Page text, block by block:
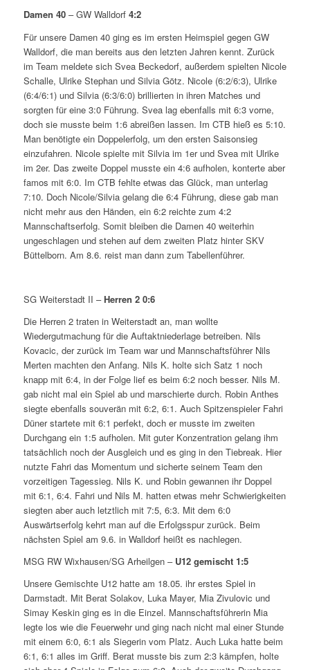
Damen 40– GW Walldorf 4:2
Für unsere Damen 40 ging es im ersten Heimspiel gegen GW
Walldorf, die man bereits aus den letzten Jahren kennt. Zurück
im Team meldete sich Svea Beckedorf, außerdem spielten Nicole
Schalle, Ulrike Stephan und Silvia Götz. Nicole (6:2/6:3), Ulrike
(6:4/6:1) und Silvia (6:3/6:0) brillierten in ihren Matches und
sorgten für eine 3:0 Führung. Svea lag ebenfalls mit 6:3 vorne,
doch sie musste beim 1:6 abreißen lassen. Im CTB hieß es 5:10.
Man benötigte ein Doppelerfolg, um den ersten Saisonsieg
einzufahren. Nicole spielte mit Silvia im 1er und Svea mit Ulrike
im 2er. Das zweite Doppel musste ein 4:6 aufholen, konterte aber
famos mit 6:0. Im CTB fehlte etwas das Glück, man unterlag
7:10. Doch Nicole/Silvia gelang die 6:4 Führung, diese gab man
nicht mehr aus den Händen, ein 6:2 reichte zum 4:2
Mannschaftserfolg. Somit bleiben die Damen 40 weiterhin
ungeschlagen und stehen auf dem zweiten Platz hinter SKV
Büttelborn. Am 8.6. reist man dann zum Tabellenführer.
SG Weiterstadt II – Herren 2 0:6
Die Herren 2 traten in Weiterstadt an, man wollte
Wiedergutmachung für die Auftaktniederlage betreiben. Nils
Kovacic, der zurück im Team war und Mannschaftsführer Nils
Merten machten den Anfang. Nils K. holte sich Satz 1 noch
knapp mit 6:4, in der Folge lief es beim 6:2 noch besser. Nils M.
gab nicht mal ein Spiel ab und marschierte durch. Robin Anthes
siegte ebenfalls souverän mit 6:2, 6:1. Auch Spitzenspieler Fahri
Düner startete mit 6:1 perfekt, doch er musste im zweiten
Durchgang ein 1:5 aufholen. Mit guter Konzentration gelang ihm
tatsächlich noch der Ausgleich und es ging in den Tiebreak. Hier
nutzte Fahri das Momentum und sicherte seinem Team den
vorzeitigen Tagessieg. Nils K. und Robin gewannen ihr Doppel
mit 6:1, 6:4. Fahri und Nils M. hatten etwas mehr Schwierigkeiten
siegten aber auch letztlich mit 7:5, 6:3. Mit dem 6:0
Auswärtserfolg kehrt man auf die Erfolgsspur zurück. Beim
nächsten Spiel am 9.6. in Walldorf heißt es nachlegen.
MSG RW Wixhausen/SG Arheilgen – U12 gemischt 1:5
Unsere Gemischte U12 hatte am 18.05. ihr erstes Spiel in
Darmstadt. Mit Berat Solakov, Luka Mayer, Mia Zivulovic und
Simay Keskin ging es in die Einzel. Mannschaftsführerin Mia
legte los wie die Feuerwehr und ging nach nicht mal einer Stunde
mit einem 6:0, 6:1 als Siegerin vom Platz. Auch Luka hatte beim
6:1, 6:1 alles im Griff. Berat musste bis zum 2:3 kämpfen, holte